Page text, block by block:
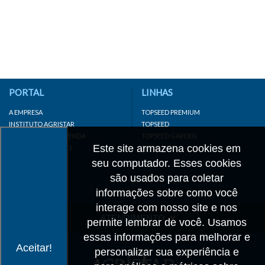
Aceitar!
Este site armazena cookies em
seu computador. Esses cookies
são usados para coletar
informações sobre como você
interage com nosso site e nos
permite lembrar de você. Usamos
essas informações para melhorar e
personalizar sua experiência e
PORTAL
A EMPRESA
INSTITUTO AGRISTAR
DISTRIBUIDOR/REVENDA
LINKS IMPORTANTES
LINHAS
TOPSEED PREMIUM
TOPSEED
TOPSEED GARDEN
SUPERSEED
ATENDIMENTO